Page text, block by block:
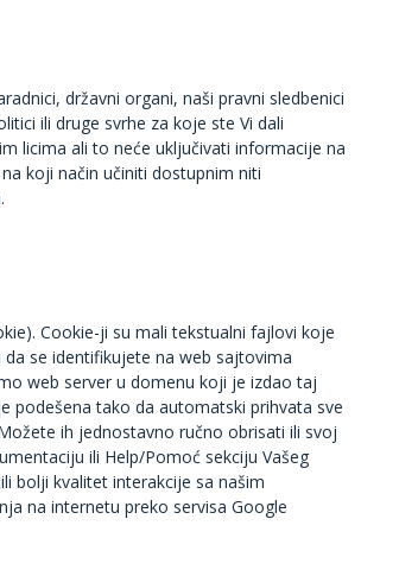
državni organi, naši pravni sledbenici
ili druge svrhe za koje ste Vi dali
licima ali to neće uključivati informacije na
koji način učiniti dostupnim niti
Cookie-ji su mali tekstualni fajlovi koje
se identifikujete na web sajtovima
web server u domenu koji je izdao taj
podešena tako da automatski prihvata sve
ih jednostavno ručno obrisati ili svoj
ili Help/Pomoć sekciju Vašeg
bolji kvalitet interakcije sa našim
na internetu preko servisa Google